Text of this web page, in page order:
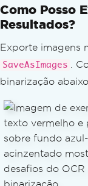
Como Posso
Resultados?
Exporte imagens
SaveAsImages .
binarização